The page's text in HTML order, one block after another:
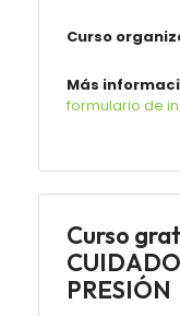
Curso
Más
formulario de
Curso
PRESIÓN